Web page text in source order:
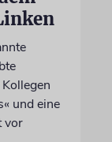
und eine
vor